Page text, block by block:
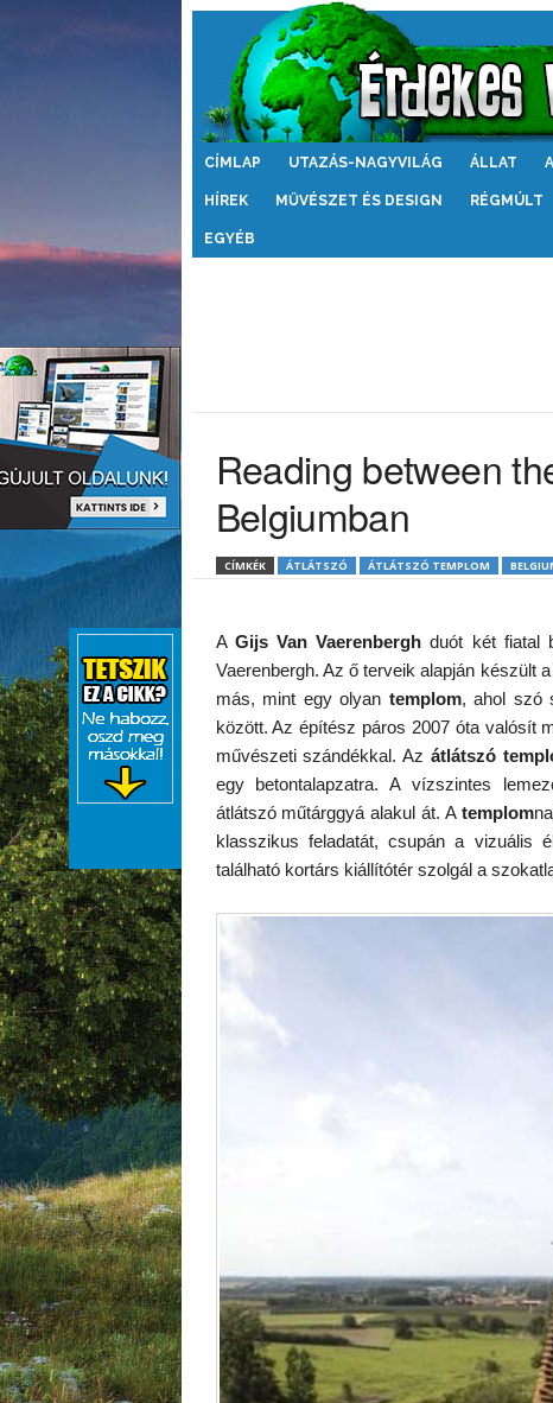
Érdekes
CÍMLAP UTAZÁS-NAGYVILÁG ÁLLAT
HÍREK MŰVÉSZET ÉS DESIGN RÉGMÚLT
EGYÉB
Reading between
Belgiumban
CÍMKÉK ÁTLÁTSZÓ ÁTLÁTSZÓ TEMPLOM
A Gijs Van Vaerenbergh duót két fiatal
Vaerenbergh. Az ő terveik alapján készült a
más, mint egy olyan templom, ahol szó
között. Az építész páros 2007 óta valósít
művészeti szándékkal. Az átlátszó
egy betontalapzatra. A vízszintes
átlátszó műtárggyá alakul át. A templom
klasszikus feladatát, csupán a vizuális
található kortárs kiállítótér szolgál a